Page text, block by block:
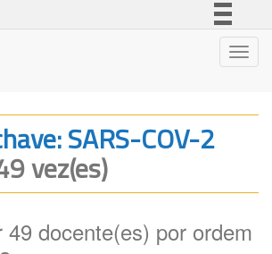
Legislação
SARS-COV-2
vez(es)
49 docente(es) por ordem